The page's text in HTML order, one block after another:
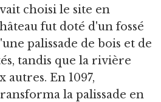
choisi le site en
fut doté d'un fossé
palissade de bois et de
tandis que la rivière
autres. En 1097,
la palissade en